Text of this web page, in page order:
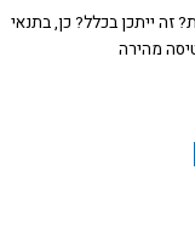
ייתכן בכלל? כן, בתנאי